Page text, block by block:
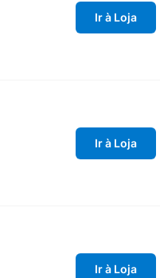
Ir à Loja
Ir à Loja
Ir à Loja